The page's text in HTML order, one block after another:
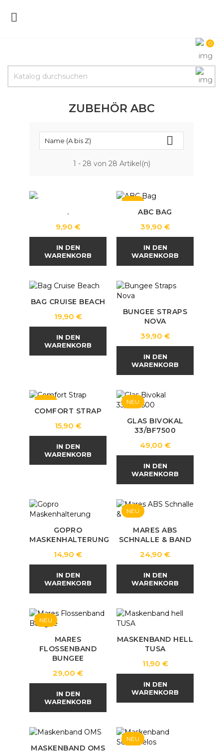

0
ZUBEHÖR ABC
Name (A bis Z) 
1 - 28 von 28 Artikel(n)
.
Preis
9,90 €
IN DEN
WARENKORB
NEU
ABC BAG
Preis
39,90 €
IN DEN
WARENKORB
BAG CRUISE BEACH
Preis
19,90 €
IN DEN
WARENKORB
BUNGEE STRAPS
NOVA
Preis
39,90 €
IN DEN
WARENKORB
NEU
COMFORT STRAP
Preis
15,90 €
IN DEN
WARENKORB
NEU
GLAS BIVOKAL
33/BF7500
Preis
49,00 €
IN DEN
WARENKORB
GOPRO
MASKENHALTERUNG
Preis
14,90 €
IN DEN
WARENKORB
NEU
MARES ABS
SCHNALLE & BAND
Preis
24,90 €
IN DEN
WARENKORB
NEU
MARES
FLOSSENBAND
BUNGEE
Preis
29,00 €
IN DEN
WARENKORB
MASKENBAND HELL
TUSA
Preis
11,90 €
IN DEN
WARENKORB
MASKENBAND OMS
NEU